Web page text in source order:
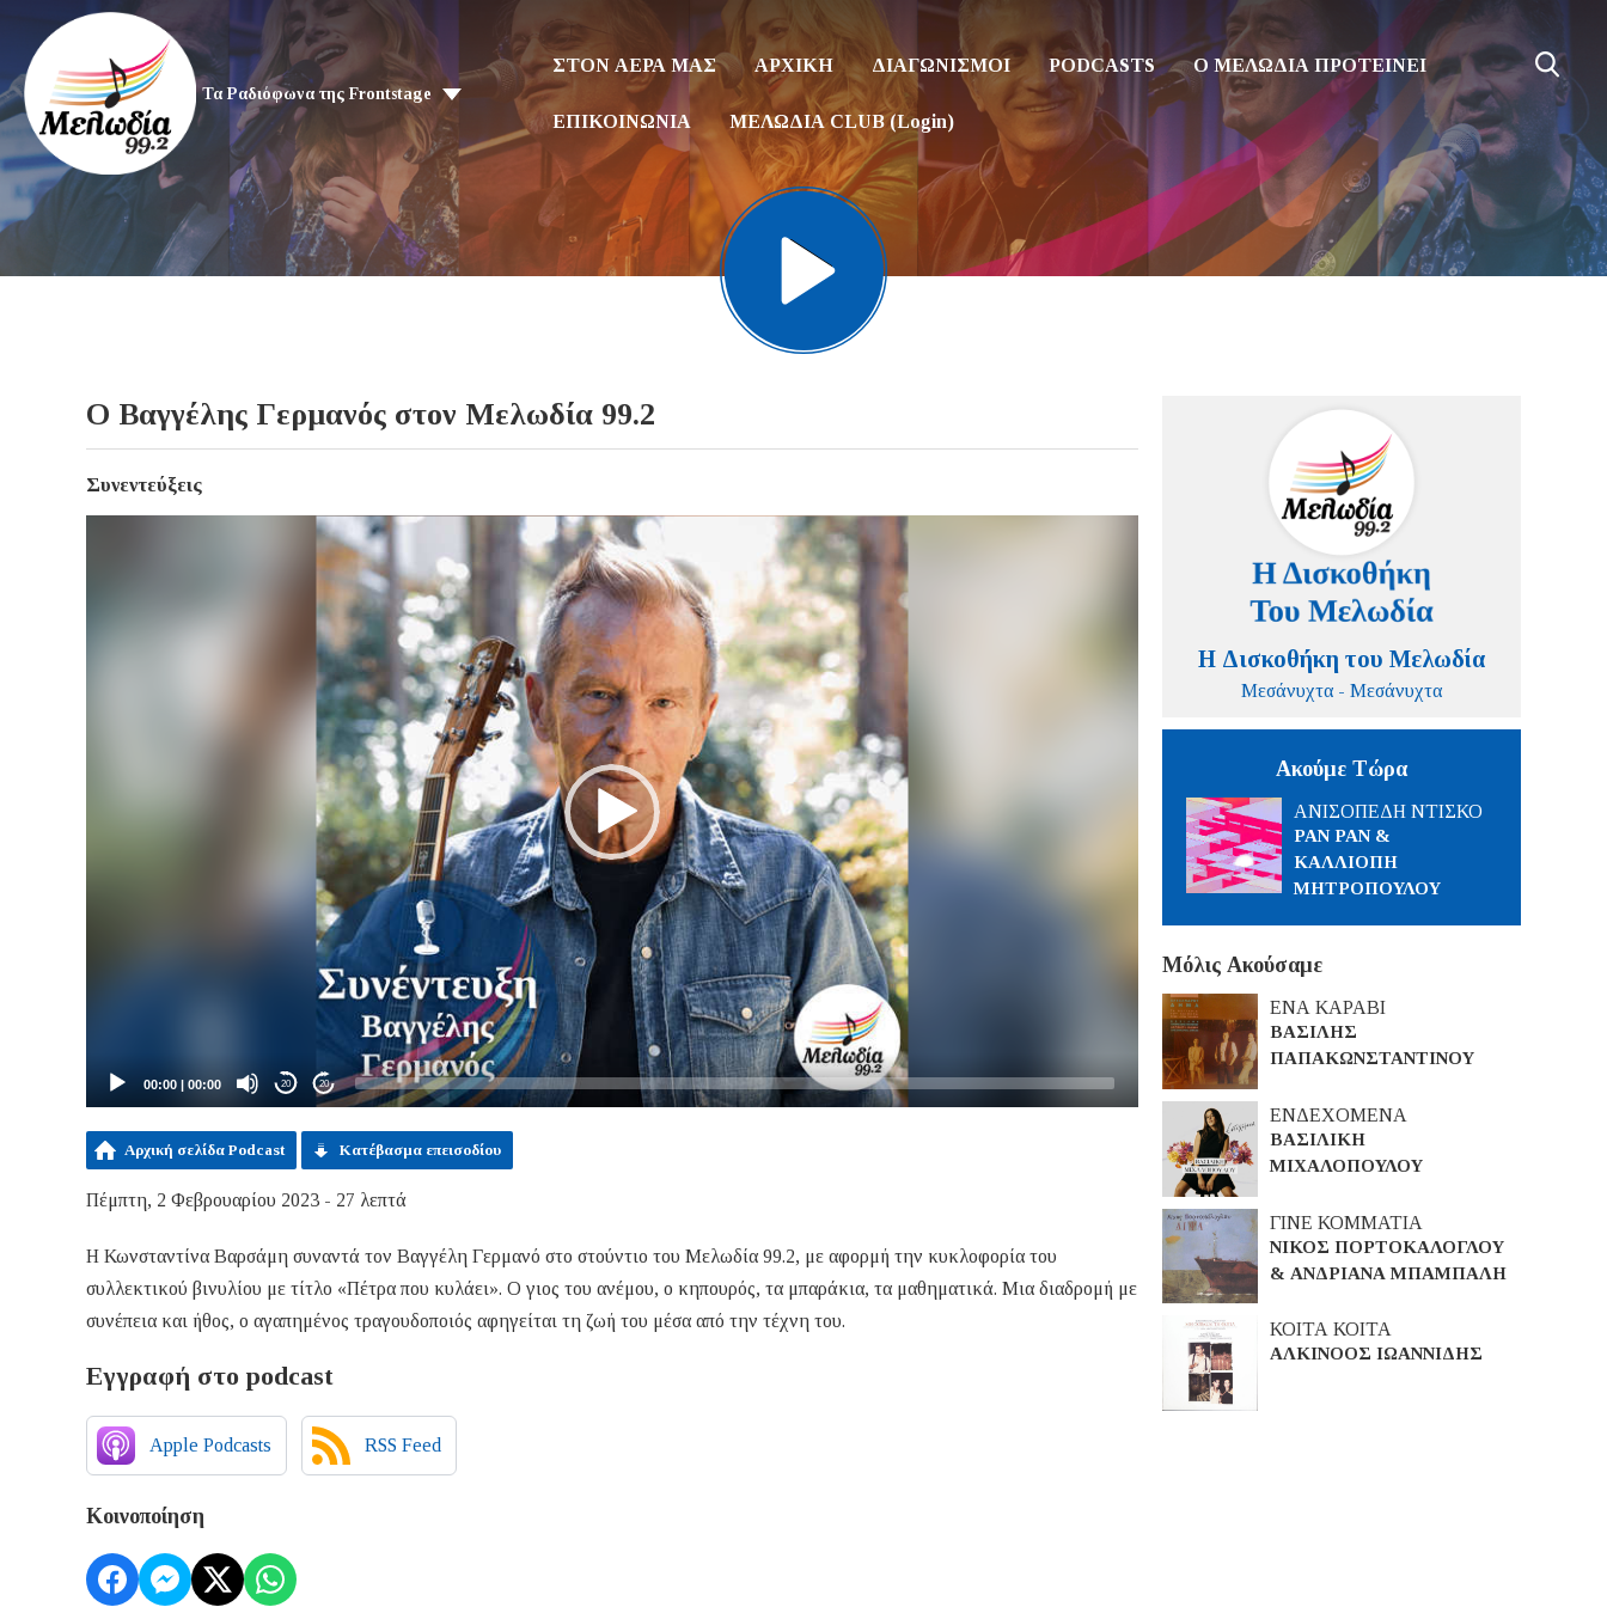
Τα Ραδιόφωνα της Frontstage
ΣΤΟΝ ΑΕΡΑ ΜΑΣ ΑΡΧΙΚΗ ΔΙΑΓΩΝΙΣΜΟΙ PODCASTS Ο ΜΕΛΩΔΙΑ ΠΡΟΤΕΙΝΕΙ
ΕΠΙΚΟΙΝΩΝΙΑ ΜΕΛΩΔΙΑ CLUB (Login)
Ο Βαγγέλης Γερμανός στον Μελωδία 99.2
Συνεντεύξεις
00:00 00:00 20 20
Αρχική σελίδα Podcast Κατέβασμα επεισοδίου
Πέμπτη, 2 Φεβρουαρίου 2023 - 27 λεπτά
Η Κωνσταντίνα Βαρσάμη συναντά τον Βαγγέλη Γερμανό στο στούντιο του Μελωδία 99.2, με αφορμή την κυκλοφορία του
συλλεκτικού βινυλίου με τίτλο «Πέτρα που κυλάει». Ο γιος του ανέμου, ο κηπουρός, τα μπαράκια, τα μαθηματικά. Μια διαδρομή με
συνέπεια και ήθος, ο αγαπημένος τραγουδοποιός αφηγείται τη ζωή του μέσα από την τέχνη του.
Εγγραφή στο podcast
Apple Podcasts RSS Feed
Κοινοποίηση
Η Δισκοθήκη του Μελωδία
Μεσάνυχτα - Μεσάνυχτα
Ακούμε Τώρα
ΑΝΙΣΟΠΕΔΗ ΝΤΙΣΚΟ
PAN PAN &
ΚΑΛΛΙΟΠΗ
ΜΗΤΡΟΠΟΥΛΟΥ
Μόλις Ακούσαμε
ΕΝΑ ΚΑΡΑΒΙ
ΒΑΣΙΛΗΣ
ΠΑΠΑΚΩΝΣΤΑΝΤΙΝΟΥ
ΕΝΔΕΧΟΜΕΝΑ
ΒΑΣΙΛΙΚΗ
ΜΙΧΑΛΟΠΟΥΛΟΥ
ΓΙΝΕ ΚΟΜΜΑΤΙΑ
ΝΙΚΟΣ ΠΟΡΤΟΚΑΛΟΓΛΟΥ
& ΑΝΔΡΙΑΝΑ ΜΠΑΜΠΑΛΗ
ΚΟΙΤΑ ΚΟΙΤΑ
ΑΛΚΙΝΟΟΣ ΙΩΑΝΝΙΔΗΣ